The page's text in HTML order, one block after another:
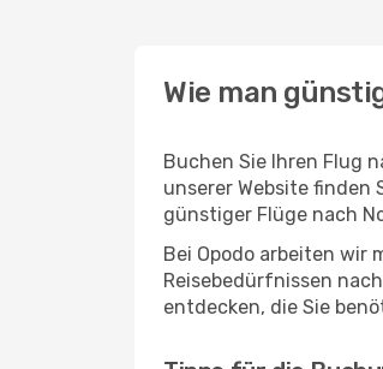
Wie man
Buchen Sie Ihren Flug
unserer Website finden
günstiger Flüge nach
Bei Opodo arbeiten wir
Reisebedürfnissen
entdecken, die Sie